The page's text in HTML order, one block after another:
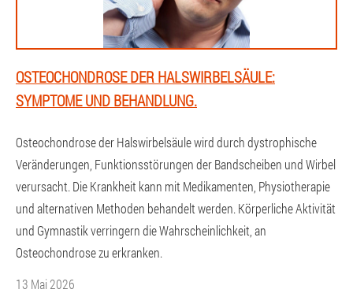
OSTEOCHONDROSE DER HALSWIRBELSÄULE:
SYMPTOME UND BEHANDLUNG.
Osteochondrose der Halswirbelsäule wird durch dystrophische
Veränderungen, Funktionsstörungen der Bandscheiben und Wirbel
verursacht. Die Krankheit kann mit Medikamenten, Physiotherapie
und alternativen Methoden behandelt werden. Körperliche Aktivität
und Gymnastik verringern die Wahrscheinlichkeit, an
Osteochondrose zu erkranken.
13 Mai 2026